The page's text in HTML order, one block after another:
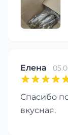
Елена
Спасибо
вкусная.